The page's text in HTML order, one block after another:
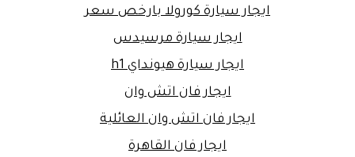
ايجار سيارة كورولا بارخص سعر
ايجار سيارة مرسيدس
ايجار سيارة هيونداي h1
ايجار فان اتش وان
ايجار فان اتش وان العائلية
ايجار فان القاهرة